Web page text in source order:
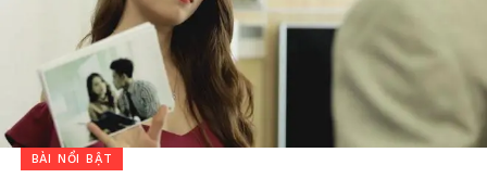
BÀI NỔI BẬT